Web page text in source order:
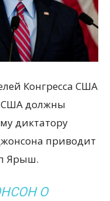
Конгресса США
США должны
диктатору
приводит
Ярыш.
О